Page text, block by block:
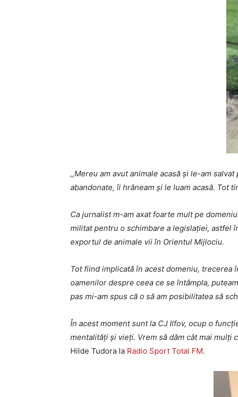
,,Mereu am avut animale acasă și le-am
abandonate, îi hrăneam și le luam acasă. Tot
Ca jurnalist m-am axat foarte mult pe
militat pentru o schimbare a legislației, astfel
exportul de animale vii în Orientul Mijlociu.
Tot fiind implicată în acest domeniu, trecerea
oamenilor despre ceea ce se întâmpla,
pas mi-am spus că o să am posibilitatea să
În acest moment sunt la CJ Ilfov, ocup o
mentalități și vieți. Vrem să dăm cât mai mulți
Hilde Tudora la Radio Sport Total FM.